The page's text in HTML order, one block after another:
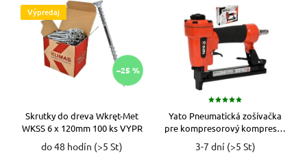
Alphabetisch
Výpredaj
–25 %
Skrutky do dreva Wkręt-Met
WKSS 6 x 120mm 100 ks VYPR
do 48 hodín (>5 St)
Yato Pneumatická zošívačka
pre kompresorový kompresor
6-16x12,7 mm VYPR
3-7 dní (>5 St)